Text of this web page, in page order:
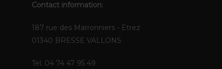
Contact information:
187 rue des Marronniers - Etrez
01340 BRESSE VALLONS
Tel. 04 74 47 95 49